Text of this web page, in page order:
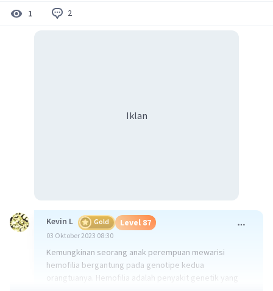
1 2
Iklan
Kevin L Gold Level 87
03 Oktober 2023 08:30
Kemungkinan seorang anak perempuan mewarisi
hemofilia bergantung pada genotipe kedua
orangtuanya. Hemofilia adalah penyakit genetik yang